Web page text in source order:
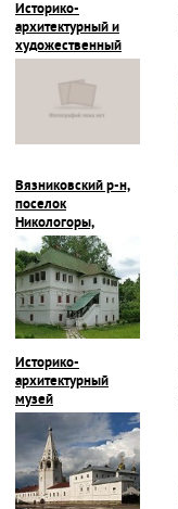
Историко-
архитектурный и
художественный
Вязниковский р-н,
поселок
Никологоры,
Покровская
церковь
Историко-
архитектурный
музей